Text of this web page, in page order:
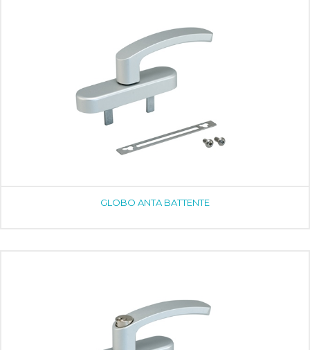
GLOBO ANTA BATTENTE